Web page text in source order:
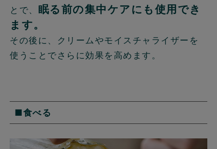
とで、 眠る前の集中ケアにも使用でき
ます。
その後に、クリームやモイスチャライザーを
使うことでさらに効果を高めます。
■食べる